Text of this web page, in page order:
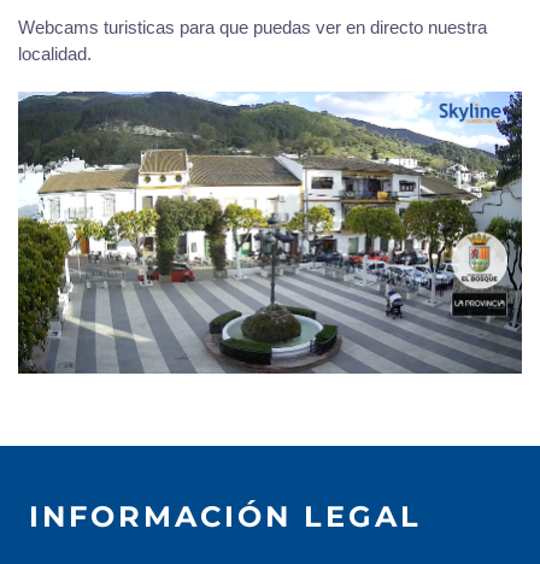
Webcams turisticas para que puedas ver en directo nuestra
localidad.
INFORMACIÓN LEGAL